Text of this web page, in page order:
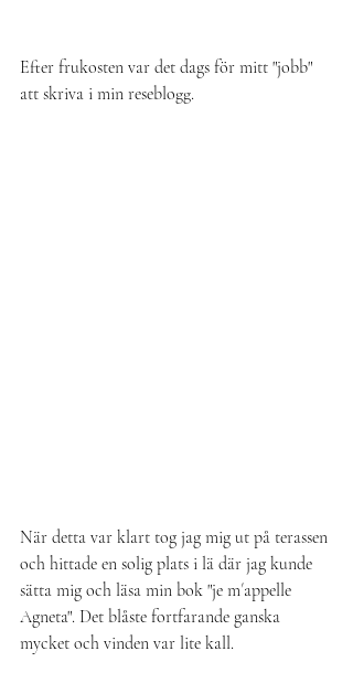
Efter frukosten var det dags för mitt "jobb"
att skriva i min reseblogg.
När detta var klart tog jag mig ut på terassen
och hittade en solig plats i lä där jag kunde
sätta mig och läsa min bok "je m´appelle
Agneta". Det blåste fortfarande ganska
mycket och vinden var lite kall.